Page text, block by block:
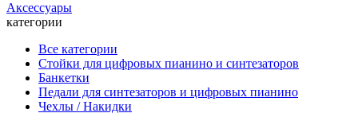
Аксессуары
категории
Все категории
Стойки для цифровых пианино и синтезаторов
Банкетки
Педали для синтезаторов и цифровых пианино
Чехлы / Накидки